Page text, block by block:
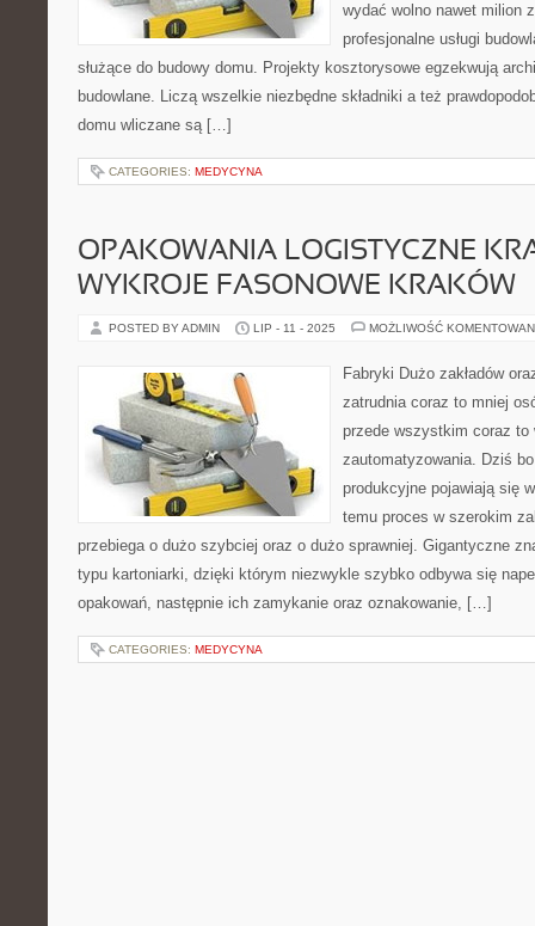
wydać wolno nawet milion
profesjonalne usługi
służące do budowy domu. Projekty kosztorysowe egzekwują
budowlane. Liczą wszelkie niezbędne składniki a też
domu wliczane są […]
CATEGORIES: MEDYCYNA
OPAKOWANIA LOGISTYCZNE
WYKROJE FASONOWE KRAKÓW
POSTED BY ADMIN LIP - 11 - 2025 MOŻLIWOŚĆ
Fabryki Dużo zakładów
zatrudnia coraz to mniej
przede wszystkim coraz to
zautomatyzowania. Dziś
produkcyjne pojawiają się
temu proces w szerokim
przebiega o dużo szybciej oraz o dużo sprawniej. Gigantyczne
typu kartoniarki, dzięki którym niezwykle szybko odbywa się
opakowań, następnie ich zamykanie oraz oznakowanie, […]
CATEGORIES: MEDYCYNA